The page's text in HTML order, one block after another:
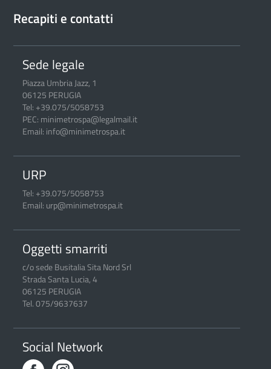
Recapiti e contatti
Sede legale
Piazza Umbria Jazz, 1
06125 PERUGIA
Tel: +39.075/5058753
PEC: minimetrospa@legalmail.it
Email: info@minimetrospa.it
URP
Tel: +39.075/5058753
Email: urp@minimetrospa.it
Oggetti smarriti
c/o sede Busitalia Sita Nord Srl
Strada Santa Lucia, 4
06125 PERUGIA
Tel. 075/9637637
Social Network